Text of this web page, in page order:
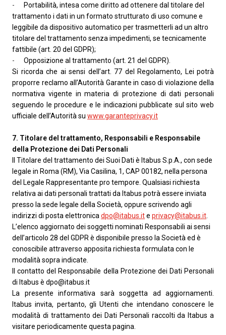
-
Portabilità, intesa come diritto ad ottenere dal titolare del
trattamento i dati in un formato strutturato di uso comune e
leggibile da dispositivo automatico per trasmetterli ad un altro
titolare del trattamento senza impedimenti, se tecnicamente
fattibile (art. 20 del GDPR);
- Opposizione al trattamento (art. 21 del GDPR).
Si ricorda che ai sensi dell’art. 77 del Regolamento, Lei potrà
proporre reclamo all’Autorità Garante in caso di violazione della
normativa vigente in materia di protezione di dati personali
seguendo le procedure e le indicazioni pubblicate sul sito web
ufficiale dell’Autorità su www.garanteprivacy.it
7. Titolare del trattamento, Responsabili e Responsabile
della Protezione dei Dati Personali
Il Titolare del trattamento dei Suoi Dati è Itabus S.p.A., con sede
legale in Roma (RM), Via Casilina, 1, CAP 00182, nella persona
del Legale Rappresentante pro tempore. Qualsiasi richiesta
relativa ai dati personali trattati da Itabus potrà essere inviata
presso la sede legale della Società, oppure scrivendo agli
indirizzi di posta elettronica dpo@itabus.ite privacy@itabus.it
L’elenco aggiornato dei soggetti nominati Responsabili ai sensi
dell’articolo 28 del GDPR è disponibile presso la Società ed è
conoscibile attraverso apposita richiesta formulata con le
modalità sopra indicate.
Il contatto del Responsabile della Protezione dei Dati Personali
di Itabus è dpo@itabus.it
La presente informativa sarà soggetta ad aggiornamenti.
Itabus invita, pertanto, gli Utenti che intendano conoscere le
modalità di trattamento dei Dati Personali raccolti da Itabus a
visitare periodicamente questa pagina.